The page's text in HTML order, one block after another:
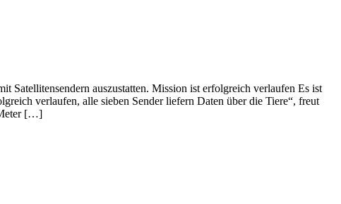
Satellitensendern auszustatten. Mission ist erfolgreich verlaufen Es ist
verlaufen, alle sieben Sender liefern Daten über die Tiere“, freut
[…]